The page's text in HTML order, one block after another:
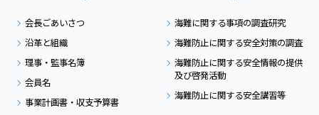
会長ごあいさつ
沿革と組織
理事・監事名簿
会員名
事業計画書・収支予算書
海難に関する事項の調査研究
海難防止に関する安全対策の調査
海難防止に関する安全情報の提供
及び啓発活動
海難防止に関する安全講習等